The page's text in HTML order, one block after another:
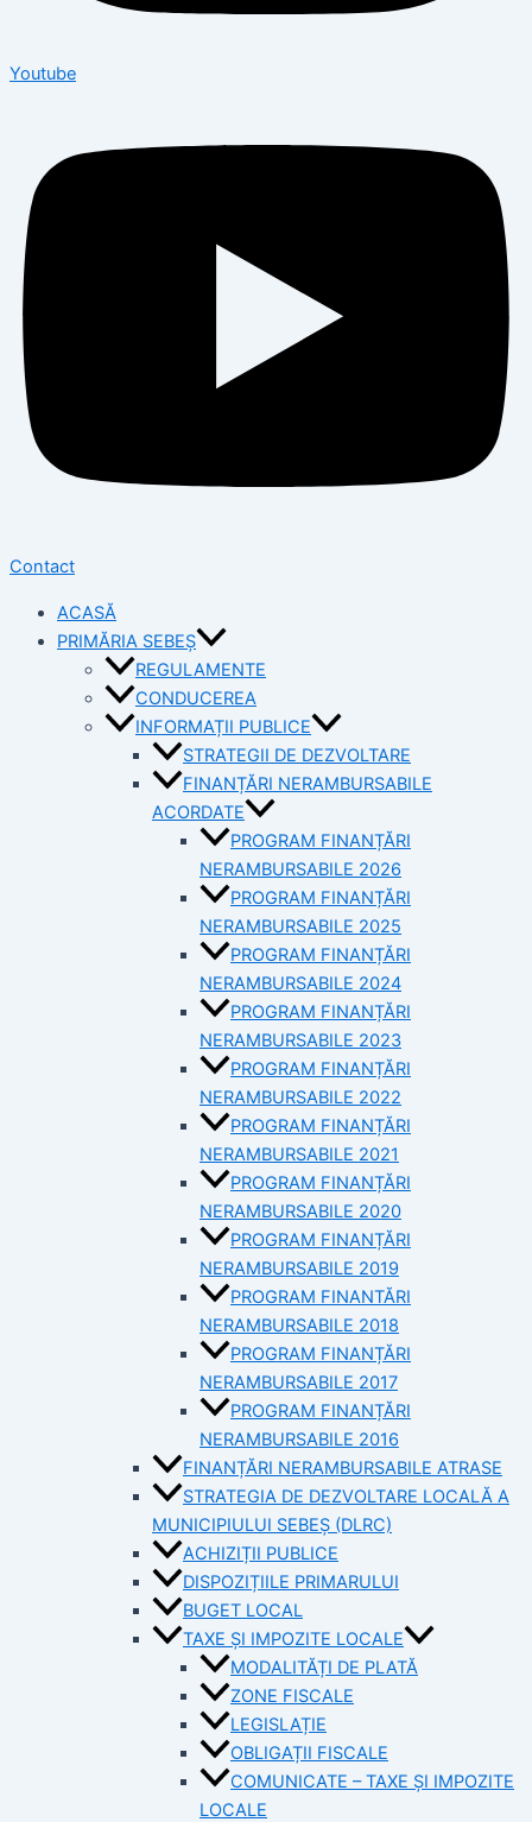
Youtube
Contact
ACASĂ
PRIMĂRIA SEBEȘ
REGULAMENTE
CONDUCEREA
INFORMAȚII PUBLICE
STRATEGII DE DEZVOLTARE
FINANȚĂRI NERAMBURSABILE
ACORDATE
PROGRAM FINANȚĂRI
NERAMBURSABILE 2026
PROGRAM FINANȚĂRI
NERAMBURSABILE 2025
PROGRAM FINANȚĂRI
NERAMBURSABILE 2024
PROGRAM FINANȚĂRI
NERAMBURSABILE 2023
PROGRAM FINANȚĂRI
NERAMBURSABILE 2022
PROGRAM FINANȚĂRI
NERAMBURSABILE 2021
PROGRAM FINANȚĂRI
NERAMBURSABILE 2020
PROGRAM FINANȚĂRI
NERAMBURSABILE 2019
PROGRAM FINANTĂRI
NERAMBURSABILE 2018
PROGRAM FINANȚĂRI
NERAMBURSABILE 2017
PROGRAM FINANȚĂRI
NERAMBURSABILE 2016
FINANȚĂRI NERAMBURSABILE ATRASE
STRATEGIA DE DEZVOLTARE LOCALĂ A
MUNICIPIULUI SEBEȘ (DLRC)
ACHIZIȚII PUBLICE
DISPOZIȚIILE PRIMARULUI
BUGET LOCAL
TAXE ȘI IMPOZITE LOCALE
MODALITĂȚI DE PLATĂ
ZONE FISCALE
LEGISLAȚIE
OBLIGAȚII FISCALE
COMUNICATE – TAXE ȘI IMPOZITE
LOCALE